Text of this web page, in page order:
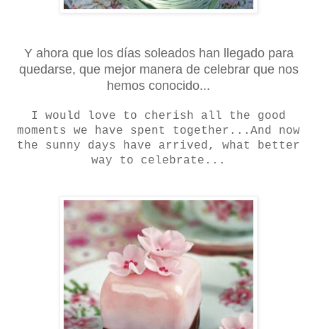
Y ahora que los días soleados han llegado para
quedarse, que mejor manera de celebrar que nos
hemos conocido...
I would love to cherish all the good
moments we have spent together...And now
the sunny days have arrived, what better
way to celebrate...